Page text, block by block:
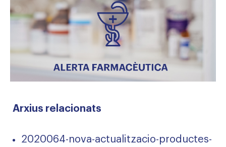
Arxius relacionats
2020064-nova-actualitzacio-productes-